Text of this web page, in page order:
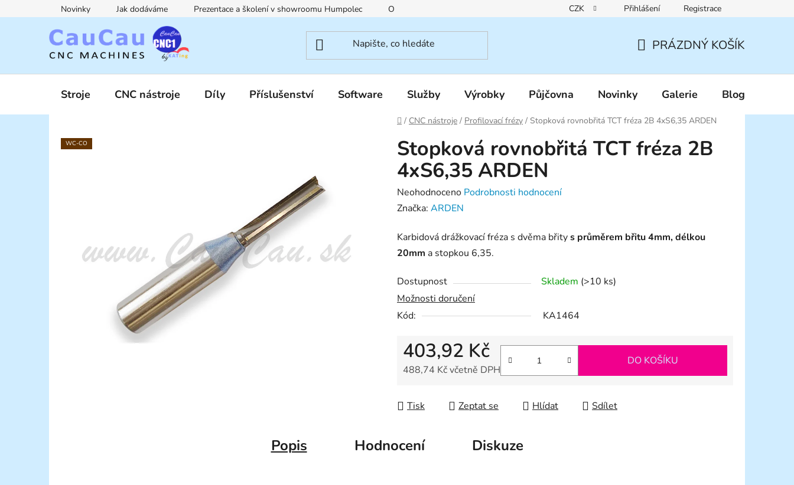
na
Novinky Jak dodáváme Prezentace a školení v showroomu Humpolec O nás Reklamační řád Pravidla zákaznických slev
CZK Přihlášení Registrace
KOŠÍK
PRÁZDNÝ KOŠÍK
Stroje CNC nástroje Díly Příslušenství Software Služby Výrobky Půjčovna Novinky Galerie Blog
Domů
/ CNC nástroje / Profilovací frézy / Stopková rovnobřitá TCT fréza 2B 4xS6,35 ARDEN
Stopková rovnobřitá TCT fréza 2B
4xS6,35 ARDEN
Průměrné
hodnocení
je
0,0
5
hvězdiček.
Neohodnoceno Podrobnosti hodnocení
Značka: ARDEN
Karbidová drážkovací fréza s dvěma břitys průměrem břitu 4mm, délkou
20mm a stopkou 6,35.
Dostupnost Skladem (>10 ks)
Možnosti doručení
Kód:
KA1464
403,92 Kč
488,74 Kč včetně DPH
DO KOŠÍKU
Tisk Zeptat se Hlídat Sdílet
WC-CO
Popis Hodnocení Diskuze